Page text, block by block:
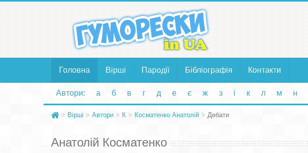
Головна Вірші Пародії Бібліографія Контакти
Автори: а б в г д е є ж з і к л м н
Вірші Автори К Косматенко Анатолій Дебати
Анатолій Косматенко